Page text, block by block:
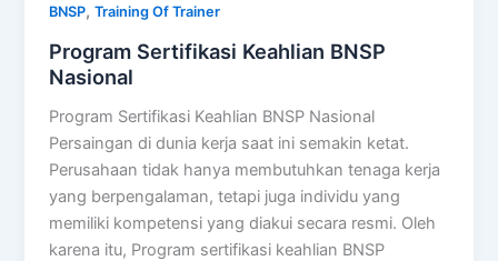
BNSP,Training Of Trainer
Program Sertifikasi Keahlian BNSP
Nasional
Program Sertifikasi Keahlian BNSP Nasional
Persaingan di dunia kerja saat ini semakin ketat.
Perusahaan tidak hanya membutuhkan tenaga kerja
yang berpengalaman, tetapi juga individu yang
memiliki kompetensi yang diakui secara resmi. Oleh
karena itu, Program sertifikasi keahlian BNSP